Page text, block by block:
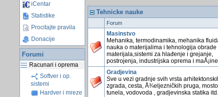
iCentar
Statistike
Procitajte pravila
Donacije
Forumi
Racunari i oprema
Softver i op.
sistemi
Hardver i mreze
Tehnicke nauke
Forum
Masinstvo
Mehanika, termodinamika, mehanika
nauka o materijalima i tehnologija obrade
materijala,sistemi za hlađenje i grejanje,
postrojenja, industrijska oprema i
Gradjevina
Sve u vezi gradnje svih vrsta
zgrada, cesta, Å¾eljezničkih pruga,
tunela, vodovoda , gradjevinska statika itd.